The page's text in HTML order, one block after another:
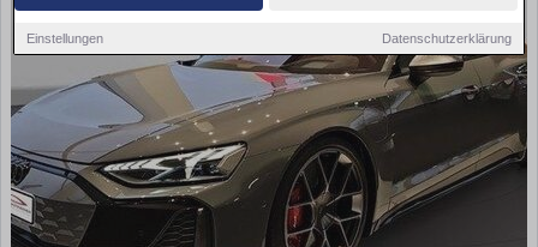
Einstellungen Datenschutzerklärung